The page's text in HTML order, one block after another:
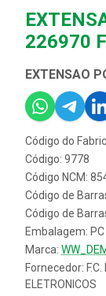
226970
EXTENSAO
Código do
Código: 9778
Código NCM:
Código de
Código de
Embalagem: PC
Marca:
Fornecedor:
ELETRONICOS